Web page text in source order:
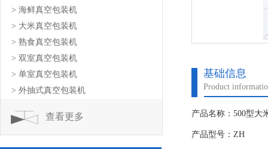
基础信息
Product
产品名称：500型大
产品型号：ZH
> 海鲜真空包装机
> 大米真空包装机
> 熟食真空包装机
> 双室真空包装机
> 单室真空包装机
> 外抽式真空包装机
查看更多